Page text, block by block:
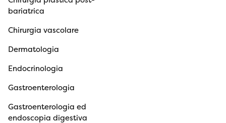
bariatrica
Chirurgia vascolare
Dermatologia
Endocrinologia
Gastroenterologia
Gastroenterologia ed
endoscopia digestiva